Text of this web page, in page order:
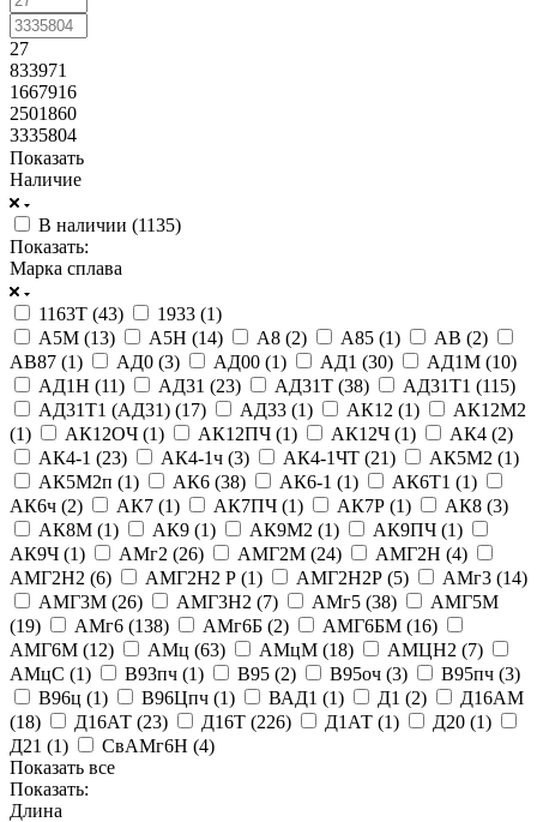
27
833971
1667916
2501860
3335804
Показать
Наличие
В наличии (1135)
Показать:
Марка сплава
1163Т (43) 1933 (1)
А5М (13) А5Н (14) А8 (2) А85 (1) АВ (2)
АВ87 (1) АД0 (3) АД00 (1) АД1 (30) АД1М (10)
АД1Н (11) АД31 (23) АД31Т (38) АД31Т1 (115)
АД31Т1 (АД31) (17) АД33 (1) АК12 (1)
АК12М2
(1) АК12ОЧ (1) АК12ПЧ (1) АК12Ч (1) АК4 (2)
АК4-1 (23) АК4-1ч (3) АК4-1ЧТ (21) АК5М2 (1)
АК5М2п (1) АК6 (38) АК6-1 (1) АК6Т1 (1)
АК6ч (2) АК7 (1) АК7ПЧ (1) АК7Р (1) АК8 (3)
АК8М (1) АК9 (1) АК9М2 (1) АК9ПЧ (1)
АК9Ч (1) АМг2 (26) АМГ2М (24) АМГ2Н (4)
АМГ2Н2 (6) АМГ2Н2 Р (1) АМГ2Н2Р (5) АМг3 (14)
АМГ3М (26) АМГ3Н2 (7) АМг5 (38)
АМГ5М
(19) АМг6 (138) АМг6Б (2) АМГ6БМ (16)
АМГ6М (12) АМц (63) АМцМ (18) АМЦН2 (7)
АМцС (1) В93пч (1) В95 (2) В95оч (3) В95пч (3)
В96ц (1) В96Цпч (1) ВАД1 (1) Д1 (2)
Д16АМ
(18) Д16АТ (23) Д16Т (226) Д1АТ (1) Д20 (1)
Д21 (1) СвАМг6Н (4)
Показать все
Показать:
Длина